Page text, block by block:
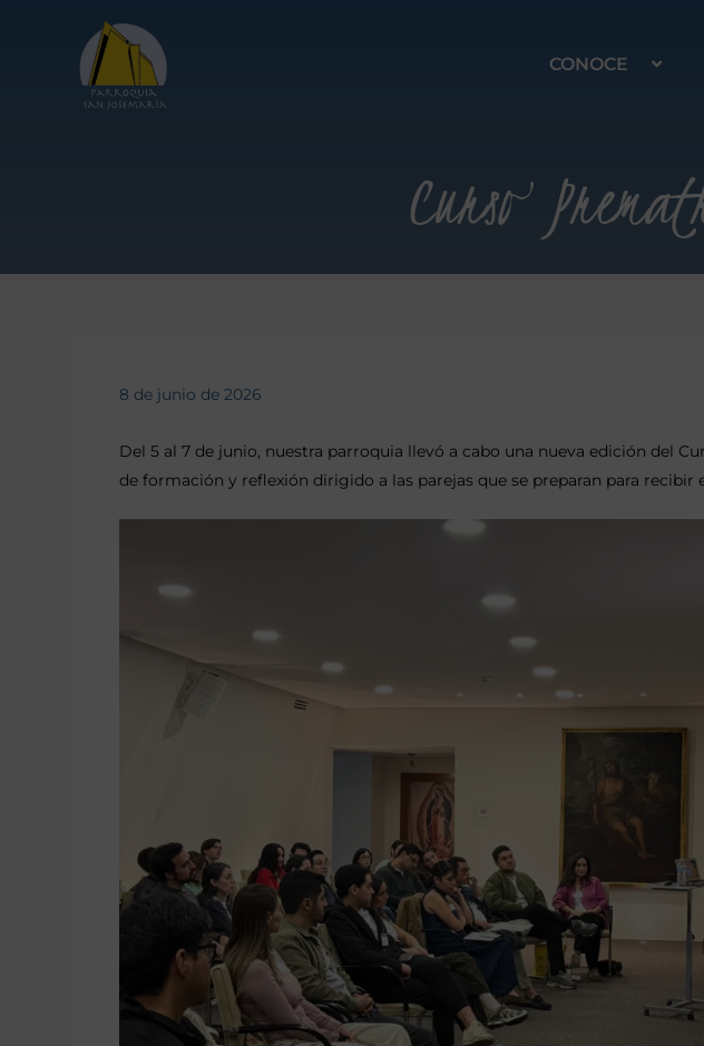
CONOCE
Curso
8 de junio de 2026
Del 5 al 7 de junio, nuestra parroquia llevó a cabo una nueva edición del
de formación y reflexión dirigido a las parejas que se preparan para